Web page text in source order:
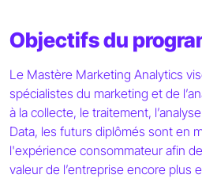
Objectifs du
Le Mastère Marketing Analytics
spécialistes du marketing et de
à la collecte, le traitement,
Data, les futurs diplômés sont en
l'expérience consommateur afin
valeur de l’entreprise encore plus